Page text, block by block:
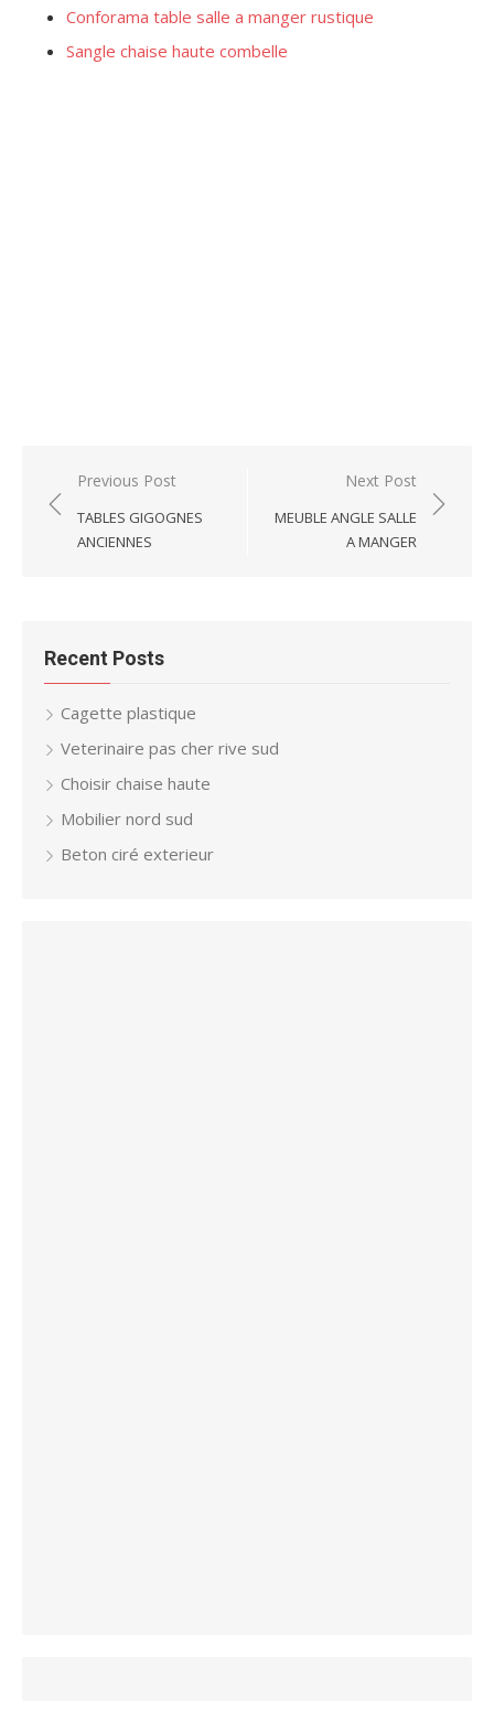
Conforama table salle a manger rustique
Sangle chaise haute combelle
Post
navigation
Previous Post
TABLES GIGOGNES
ANCIENNES
Next Post
MEUBLE ANGLE SALLE
A MANGER
Recent Posts
Cagette plastique
Veterinaire pas cher rive sud
Choisir chaise haute
Mobilier nord sud
Beton ciré exterieur